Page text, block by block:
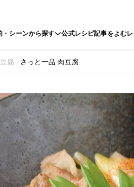
・シーンから探す 公式レシピ記事をよむ
腐 さっと一品 肉豆腐